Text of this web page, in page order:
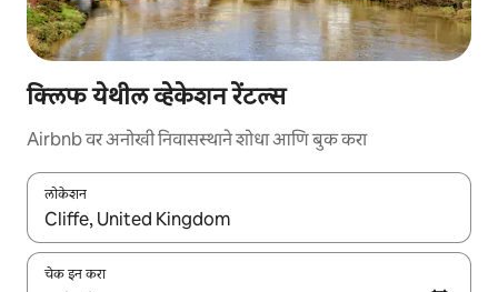
क्लिफ येथील व्हेकेशन रेंटल्स
Airbnb वर अनोखी निवासस्थाने शोधा आणि बुक करा
लोकेशन
जेव्हा परिणाम उपलब्ध असतील, तेव्हा वरच्या आणि खाली बाणांच्या किजसह
चेक इन करा